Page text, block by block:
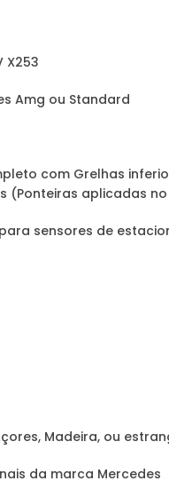
X253
Amg ou Standard
com Grelhas
(Ponteiras aplicadas
sensores de
Madeira, ou
da marca Mercedes